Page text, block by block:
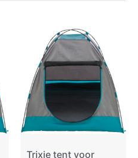
Trixie tent voor